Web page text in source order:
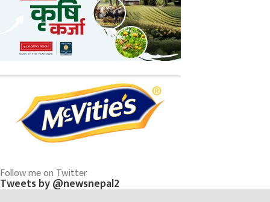
Follow me on Twitter
Tweets by @newsnepal2